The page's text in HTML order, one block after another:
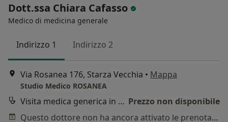
Dott.ssa Chiara Cafasso
Medico di medicina generale
Indirizzo 1 Indirizzo 2
Via Rosanea 176, Starza Vecchia • Mappa
Studio Medico ROSANEA
Visita medica generica in CONVENZIONE Prezzo non disponibile
Questo dottore non ha ancora attivato le prenotazioni online presso questo indirizzo.